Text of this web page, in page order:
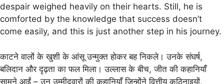
despair weighed heavily on their hearts. Still, he is
comforted by the knowledge that success doesn’t
come easily, and this is just another step in his journey.
काटने वालों के खुशी के आंसू उन्मुक्त होकर बह निकले। उनके संघर्ष,
बलिदान और दृढ़ता का फल मिला। उल्लास के बीच, जीत की कहानियाँ
सामने आईं – उन उम्मीदवारों की कहानियाँ जिन्होंने वित्तीय कठिनाइयों,